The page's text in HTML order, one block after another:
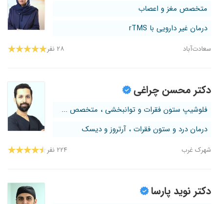
متخصص مغز و اعصاب
درمان غیر دارویی با rTMS
سعادت‌آباد ۲۸ نفر
دکتر محسن چراغی
فلوشیپ ستون فقرات و توانبخشی ، متخصص ...
درمان درد و ستون فقرات ، آرتروز و دیسک
شهرک غرب ۲۲۴ نفر
دکتر نوید پارسا